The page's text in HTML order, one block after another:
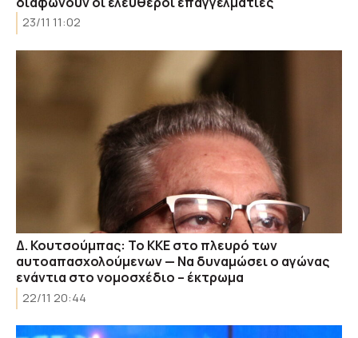
23/11 11:02
Δ. Κουτσούμπας: Το ΚΚΕ στο πλευρό των
αυτοαπασχολούμενων — Να δυναμώσει ο αγώνας
ενάντια στο νομοσχέδιο – έκτρωμα
22/11 20:44